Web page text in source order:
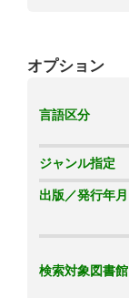
オプション
言語区分
ジャンル指定
出版／発行年月
検索対象図書館